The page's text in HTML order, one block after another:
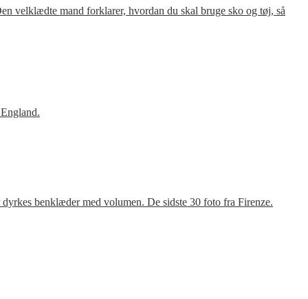
velklædte mand forklarer, hvordan du skal bruge sko og tøj, så
benklæder med volumen. De sidste 30 foto fra Firenze.